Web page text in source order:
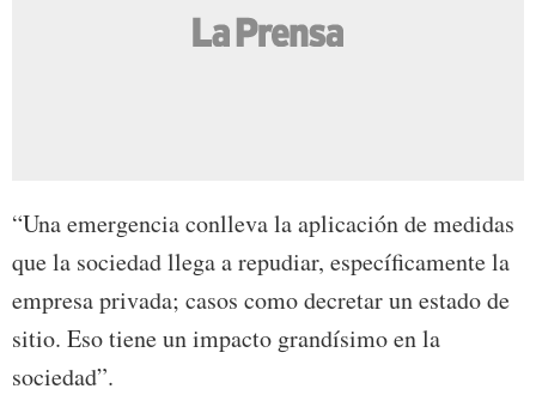
“Una emergencia conlleva la aplicación de medidas
que la sociedad llega a repudiar, específicamente la
empresa privada; casos como decretar un estado de
sitio. Eso tiene un impacto grandísimo en la
sociedad”.